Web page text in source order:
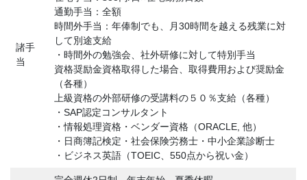
諸手
当
通勤手当：全額
時間外手当：年俸制でも、月30時間を越える残業に対
して別途支給
・時間外の勉強会、社外研修に対して特別手当
資格奨励金資格取得した場合、取得費用および奨励金
（各種）
上級資格の外部研修の受講料の５０％支給（各種）
・SAP認定コンサルタント
・情報処理資格・ベンダー資格（ORACLE, 他）
・日商簿記検定・社会保険労務士・中小企業診断士
・ビジネス英語（TOEIC、550点から祝い金）